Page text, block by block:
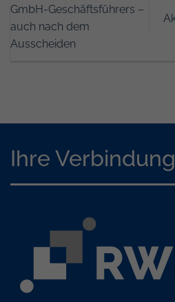
GmbH-Geschäftsführers –
auch nach dem
Ausscheiden
Ihre